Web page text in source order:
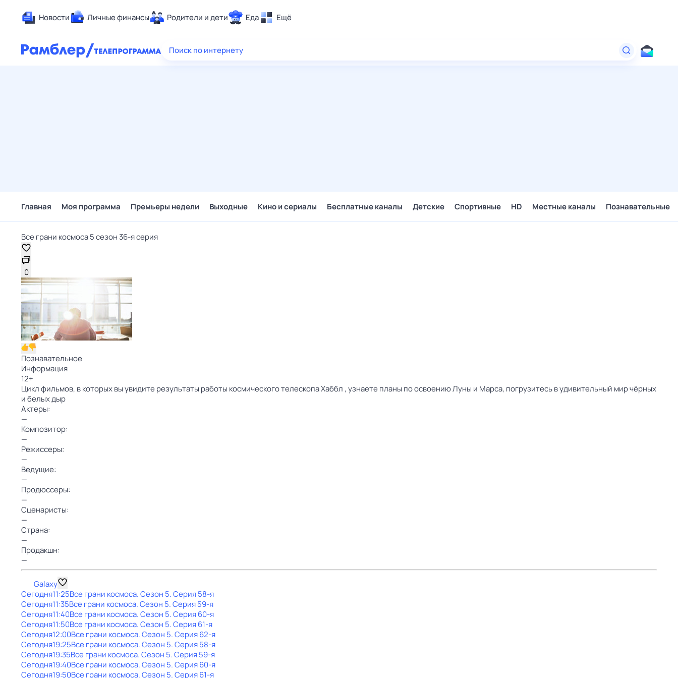
Новости Личные финансы Родители и дети Еда Ещё
Здоровье
Поиск по интернету
Главная Моя программа Премьеры недели Выходные Кино и сериалы Бесплатные каналы Детские Спортивные HD Местные каналы Познавательные
Все грани космоса 5 сезон 36-я серия
0
Познавательное
Информация
12+
Цикл фильмов, в которых вы увидите результаты работы космического телескопа Хаббл , узнаете планы по освоению Луны и Марса, погрузитесь в удивительный мир чёрных
и белых дыр
Актеры:
—
Композитор:
—
Режиссеры:
—
Ведущие:
—
Продюссеры:
—
Сценаристы:
—
Страна:
—
Продакшн:
—
Galaxy
Сегодня11:25Все грани космоса. Сезон 5. Серия 58-я
Сегодня11:35Все грани космоса. Сезон 5. Серия 59-я
Сегодня11:40Все грани космоса. Сезон 5. Серия 60-я
Сегодня11:50Все грани космоса. Сезон 5. Серия 61-я
Сегодня12:00Все грани космоса. Сезон 5. Серия 62-я
Сегодня19:25Все грани космоса. Сезон 5. Серия 58-я
Сегодня19:35Все грани космоса. Сезон 5. Серия 59-я
Сегодня19:40Все грани космоса. Сезон 5. Серия 60-я
Сегодня19:50Все грани космоса. Сезон 5. Серия 61-я